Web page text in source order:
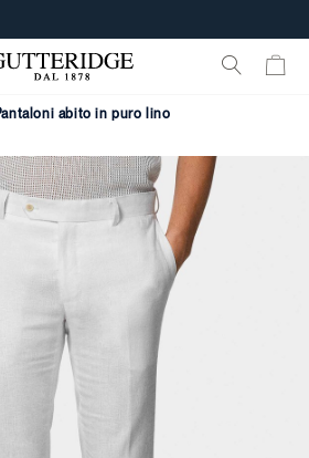
pantaloni abito in puro lino